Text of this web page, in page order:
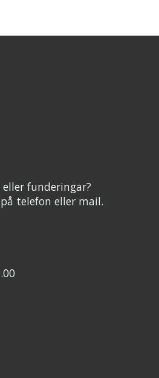
funderingar?
telefon eller mail.